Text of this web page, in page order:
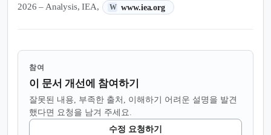
2026 – Analysis, IEA,
W www.iea.org
(새 탭에서 열림)
참여
이 문서 개선에 참여하기
잘못된 내용, 부족한 출처, 이해하기 어려운 설명을 발견
했다면 요청을 남겨 주세요.
수정 요청하기